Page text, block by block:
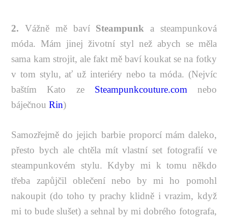
2. Vážně mě baví Steampunk a steampunková
móda. Mám jinej životní styl než abych se měla
sama kam strojit, ale fakt mě baví koukat se na fotky
v tom stylu, ať už interiéry nebo ta móda. (Nejvíc
baštím Kato ze Steampunkcouture.com nebo
báječnouRin)
Samozřejmě do jejich barbie proporcí mám daleko,
přesto bych ale chtěla mít vlastní set fotografií ve
steampunkovém stylu. Kdyby mi k tomu někdo
třeba zapůjčil oblečení nebo by mi ho pomohl
nakoupit (do toho ty prachy klidně i vrazim, když
mi to bude slušet) a sehnal by mi dobrého fotografa,